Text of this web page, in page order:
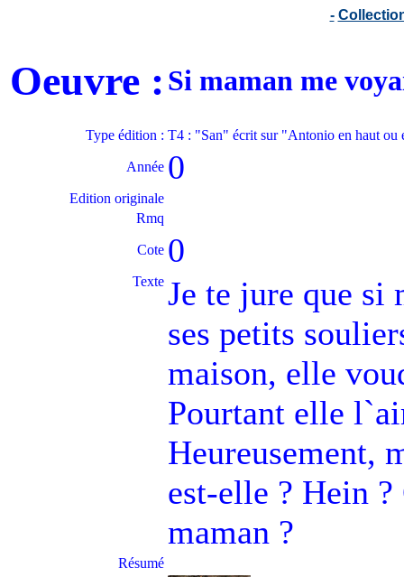
-
Oeuvre : Si maman me
Type édition : T4 : "San" écrit sur "Antonio en haut ou
Année 0
Edition originale
Rmq
Cote 0
Texte Je te jure que si
ses petits
maison, elle
Pourtant elle
Heureusement,
est-elle ? Hein
maman ?
Résumé